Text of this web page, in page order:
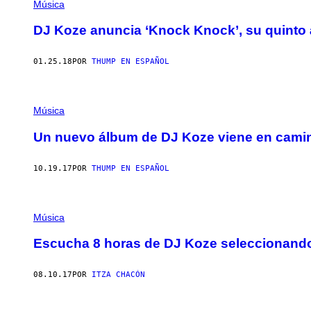
Música
DJ Koze anuncia ‘Knock Knock’, su
01.25.18 POR THUMP EN ESPAÑOL
Música
Un nuevo álbum de DJ Koze viene en
10.19.17POR THUMP EN ESPAÑOL
Música
Escucha 8 horas de DJ Koze
08.10.17 POR ITZA CHACÓN